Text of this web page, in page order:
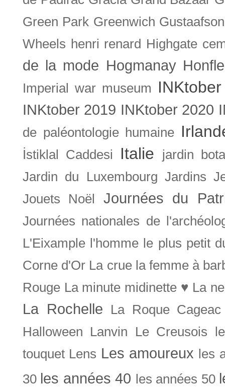
Green Park Greenwich Gustaafson
Wheels henri renard Highgate
de la mode Hogmanay
Imperial war museum INKtober
INKtober 2019 INKtober 2020
de paléontologie humaine
İstiklal Caddesi Italie
jardin
Jardin du Luxembourg Jardins
Jouets Noël
Journées du
Journées nationales de
L'Eixample l'homme le plus petit
Corne d'Or La crue la femme à
Rouge La minute midinette ♥ La
La Rochelle
La Roque Cageac
Halloween
Lanvin Le Creusois
touquet Lens Les amoureux les
30 les années 40 les années 50